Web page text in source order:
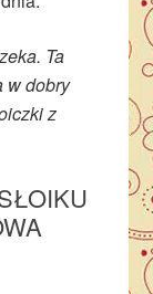
Ta
w dobry
z